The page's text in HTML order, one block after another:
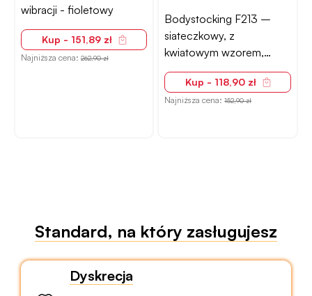
Bodystocking F213 –
siateczkowy, z
kwiatowym wzorem,
Lina BDSM do
krępowania – 5 m,
nylonowa, czerwona,
miękka dla skóry
Kup - 57,90 zł
Najniższa cena:
Standard, na który zasługujesz
Dyskrecja